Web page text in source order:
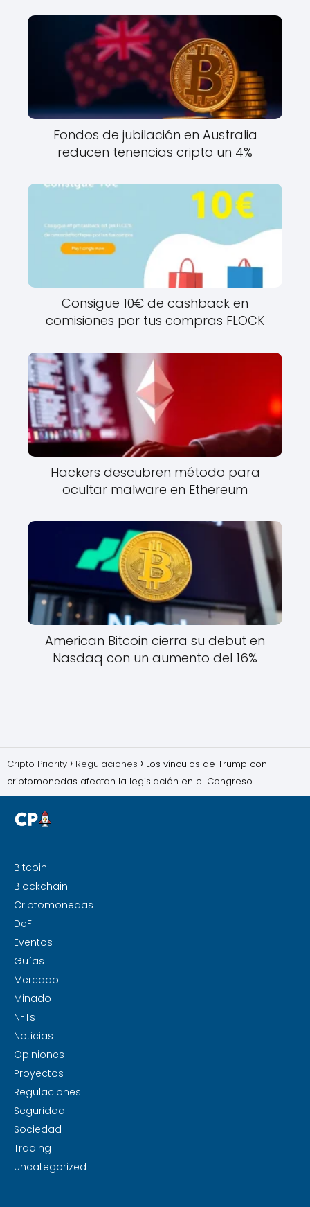
Fondos de jubilación en Australia
reducen tenencias cripto un 4%
Consigue 10€ de cashback en
comisiones por tus compras FLOCK
Hackers descubren método para
ocultar malware en Ethereum
American Bitcoin cierra su debut en
Nasdaq con un aumento del 16%
Cripto Priority Regulaciones
Los vínculos de Trump con
criptomonedas afectan la legislación en el Congreso
Bitcoin
Blockchain
Criptomonedas
DeFi
Eventos
Guías
Mercado
Minado
NFTs
Noticias
Opiniones
Proyectos
Regulaciones
Seguridad
Sociedad
Trading
Uncategorized